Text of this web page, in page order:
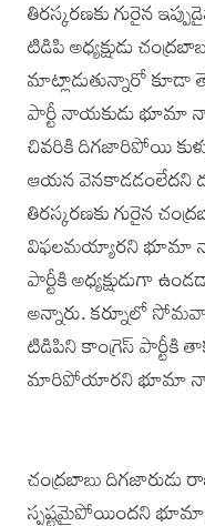
తిరస్కరణకు గురైన
టిడిపి అధ్యక్షుడు
మాట్లాడుతున్నారో కూడా
పార్టీ నాయకుడు భూమా
చివరికి దిగజారిపోయి
ఆయన వెనకాడడంలేదని
తిరస్కరణకు గురైన
విఫలమయ్యారని భూమా
పార్టీకి అధ్యక్షుడుగా
అన్నారు. కర్నూలో
టిడిపిని కాంగ్రెస్‌ పార్టీకి
మారిపోయారని భూమా
చంద్రబాబు దిగజారుడు
‌స్పష్టమైపోయిందని భూమా